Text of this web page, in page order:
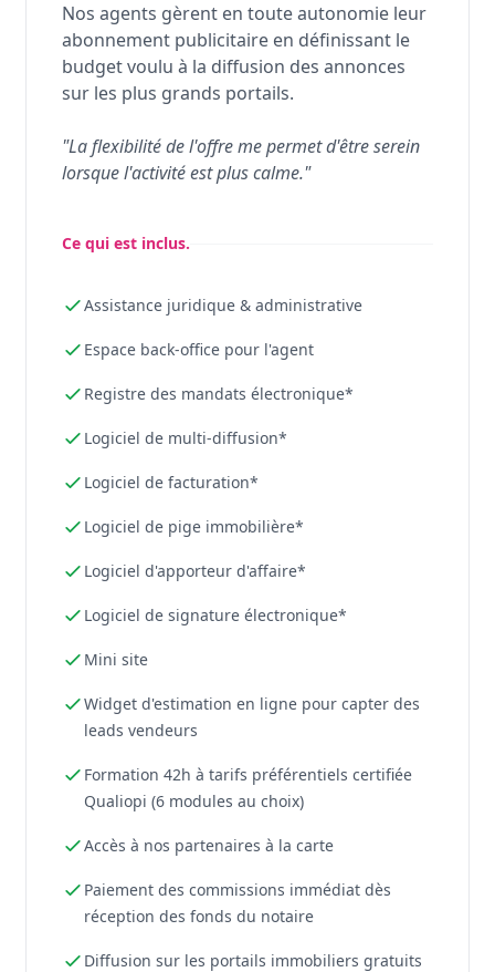
Nos agents gèrent en toute autonomie leur
abonnement publicitaire en définissant le
budget voulu à la diffusion des annonces
sur les plus grands portails.
"La flexibilité de l'offre me permet d'être serein
lorsque l'activité est plus calme."
Ce qui est inclus.
Assistance juridique & administrative
Espace back-office pour l'agent
Registre des mandats électronique*
Logiciel de multi-diffusion*
Logiciel de facturation*
Logiciel de pige immobilière*
Logiciel d'apporteur d'affaire*
Logiciel de signature électronique*
Mini site
Widget d'estimation en ligne pour capter des
leads vendeurs
Formation 42h à tarifs préférentiels certifiée
Qualiopi (6 modules au choix)
Accès à nos partenaires à la carte
Paiement des commissions immédiat dès
réception des fonds du notaire
Diffusion sur les portails immobiliers gratuits